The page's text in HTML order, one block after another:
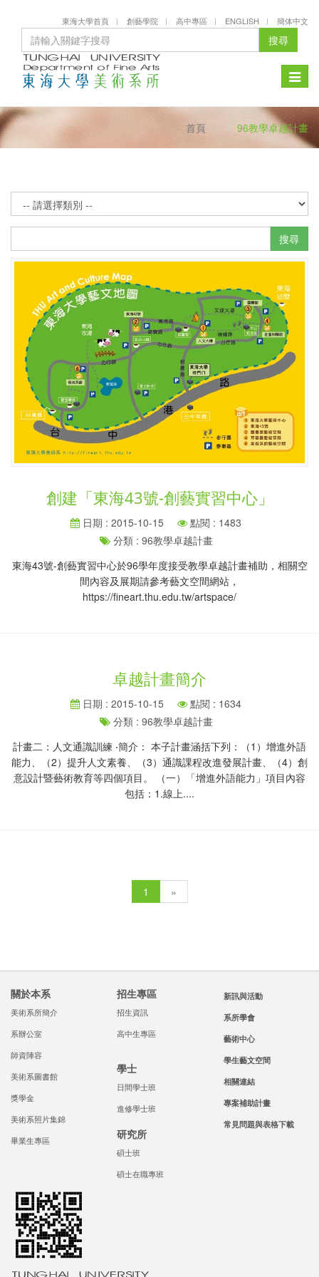
東海大學首頁 創藝學院 高中專區 ENGLISH 簡体中文
搜尋
Toggle
首頁 96教學卓越計畫
搜尋
創建「東海43號-創藝實習中心」
日期 : 2015-10-15
點閱 : 1483
分類 : 96教學卓越計畫
東海43號-創藝實習中心於96學年度接受教學卓越計畫補助，相關空
間內容及展期請參考藝文空間網站，
https://fineart.thu.edu.tw/artspace/
卓越計畫簡介
日期 : 2015-10-15
點閱 : 1634
分類 : 96教學卓越計畫
計畫二：人文通識訓練 ‧簡介： 本子計畫涵括下列：（1）增進外語
能力、（2）提升人文素養、（3）通識課程改進發展計畫、（4）創
意設計暨藝術教育等四個項目。 （一）「增進外語能力」項目內容
包括：1.線上....
1 »
關於本系
美術系所簡介
系辦公室
師資陣容
美術系圖書館
獎學金
美術系照片集錦
畢業生專區
招生專區
招生資訊
高中生專區
學士
日間學士班
進修學士班
研究所
碩士班
碩士在職專班
新訊與活動
系所學會
藝術中心
學生藝文空間
相關連結
專案補助計畫
常見問題與表格下載